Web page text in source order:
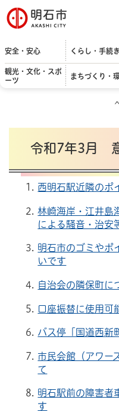
明石市
安全・安心 くらし・手続き
観光・文化・スポ
ーツ
まちづくり・
令和7年3月
西明石駅近隣のポ
林崎海岸・江井島
による騒音・治安
明石市のゴミやポ
いです
自治会の隣保町に
口座振替に使用可
バス停「国道西新
市民会館（アワー
て
明石駅前の障害者
す